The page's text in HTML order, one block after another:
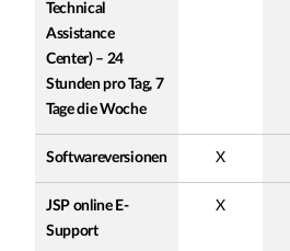
Technical
Assistance
Center) – 24
Stunden pro Tag, 7
Tage die Woche
Softwareversionen X
JSP online E-
Support
X